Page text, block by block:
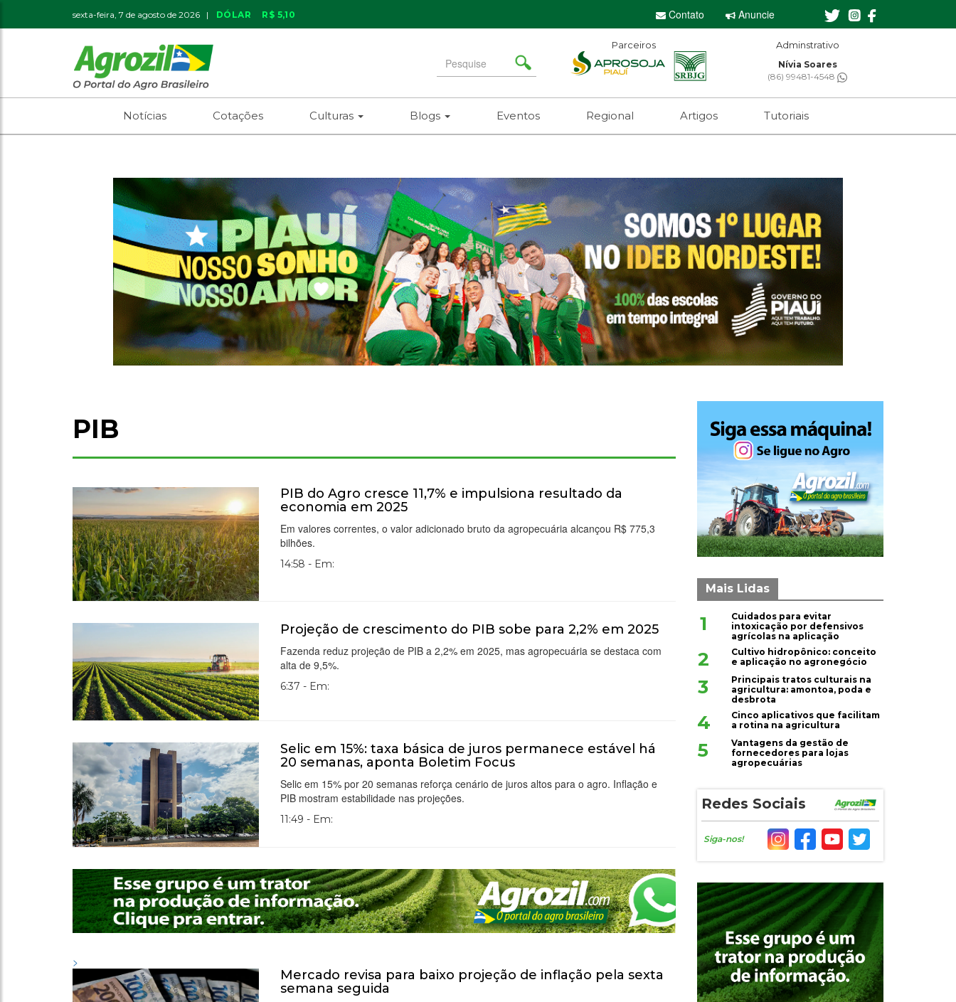
sexta-feira, 7 de agosto de 2026 | DÓLAR R$ 5,10 Contato Anuncie
Search
for
Parceiros Editor-chefe
Sebastian Eugênio
(61) 99650-2473
Adminstrativo
Nívia Soares
(86) 99481-4548
Notícias Cotações Culturas Blogs Eventos Regional Artigos Tutoriais
PIB
PIB do Agro cresce 11,7% e impulsiona resultado da
economia em 2025
Em valores correntes, o valor adicionado bruto da agropecuária alcançou R$ 775,3
bilhões.
14:58 - Em:
Projeção de crescimento do PIB sobe para 2,2% em 2025
Fazenda reduz projeção de PIB a 2,2% em 2025, mas agropecuária se destaca com
alta de 9,5%.
6:37 - Em:
Selic em 15%: taxa básica de juros permanece estável há
20 semanas, aponta Boletim Focus
Selic em 15% por 20 semanas reforça cenário de juros altos para o agro. Inflação e
PIB mostram estabilidade nas projeções.
11:49 - Em:
>
Mercado revisa para baixo projeção de inflação pela sexta
semana seguida
Mais Lidas
1
Cuidados para evitar
intoxicação por defensivos
agrícolas na aplicação
2
Cultivo hidropônico: conceito
e aplicação no agronegócio
3
Principais tratos culturais na
agricultura: amontoa, poda e
desbrota
4
Cinco aplicativos que facilitam
a rotina na agricultura
5
Vantagens da gestão de
fornecedores para lojas
agropecuárias
Redes Sociais
Siga-nos!